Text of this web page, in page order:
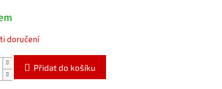
doručení
Přidat do košíku